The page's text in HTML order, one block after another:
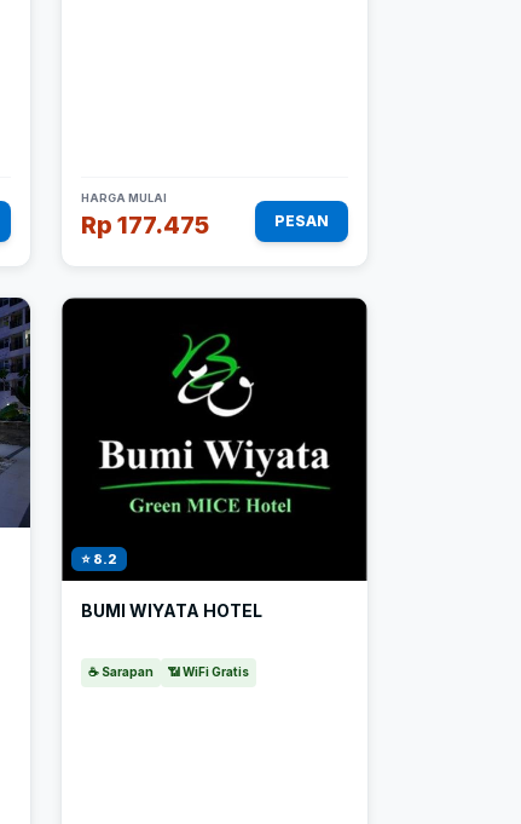
HARGA MULAI
Rp 177.475 PESAN
⭐ 8.2
BUMI WIYATA HOTEL
☕ Sarapan 📶 WiFi Gratis